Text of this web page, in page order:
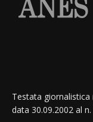
Testata
data 30.09.2002 al